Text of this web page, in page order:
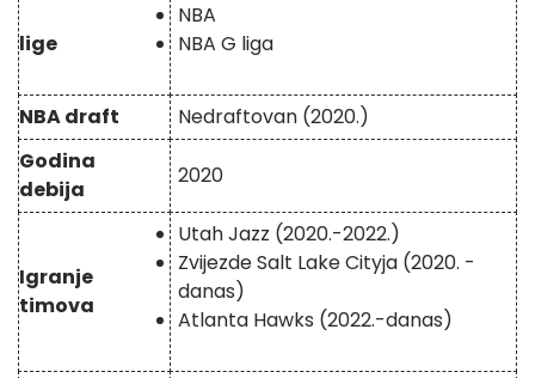
lige
NBA
NBA G liga
NBA draft
Nedraftovan (2020.)
Godina
debija
2020
Igranje
timova
Utah Jazz (2020.-2022.)
Zvijezde Salt Lake Cityja (2020. -
danas)
Atlanta Hawks (2022.-danas)